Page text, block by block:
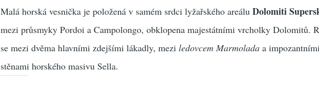
Malá horská vesnička je položená v samém srdci lyžařského areáluDolomiti
mezi průsmyky Pordoi a Campolongo, obklopena majestátními vrcholky Dolomitů.
se mezi dvěma hlavními zdejšími lákadly, meziledovcem Marmolada a
stěnami horského masivu Sella.